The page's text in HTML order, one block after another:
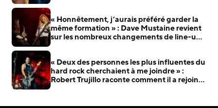
« Honnêtement, j’aurais préféré garder la
même formation » : Dave Mustaine revient
sur les nombreux changements de line-up
« Deux des personnes les plus influentes du
hard rock cherchaient à me joindre » :
Robert Trujillo raconte comment il a rejoint